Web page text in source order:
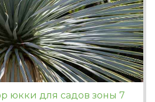
юкки для садов зоны 7